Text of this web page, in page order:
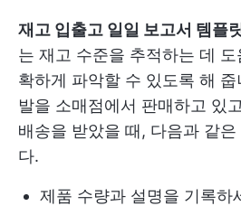
재고 입출고 일일 보고서 템플
는 재고 수준을 추적하는 데
확하게 파악할 수 있도록 해
발을 소매점에서 판매하고 있
배송을 받았을 때, 다음과 같
다.
제품 수량과 설명을 기록하